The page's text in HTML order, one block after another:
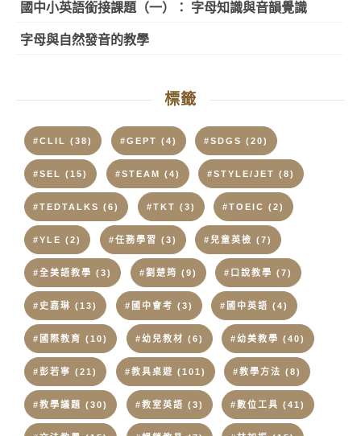
國中小英語銜接課題（一）： 字母知識與音韻覺識
字母與自然發音的教學
標籤
#CLIL (38) #GEPT (4) #SDGS (20)
#SEL (15) #STEAM (4) #STYLE/JET (8)
#TEDTALKS (6) #TKT (3) #TOEIC (2)
#YLE (2) #任務學習 (3) #兒童英檢 (7)
#全美語教學 (3) #劉楚筠 (9) #口說教學 (7)
#史嘉琳 (13) #國中會考 (3) #國中英語 (4)
#國際教育 (10) #幼兒教材 (6) #幼美教學 (40)
#彭若寧 (21) #教具桌遊 (101) #教學方法 (8)
#教學議題 (30) #教室英語 (3) #數位工具 (41)